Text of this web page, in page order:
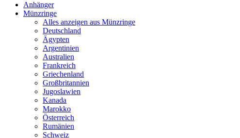
Anhänger
Münzringe
Alles anzeigen aus Münzringe
Deutschland
Ägypten
Argentinien
Australien
Frankreich
Griechenland
Großbritannien
Jugoslawien
Kanada
Marokko
Österreich
Rumänien
Schweiz